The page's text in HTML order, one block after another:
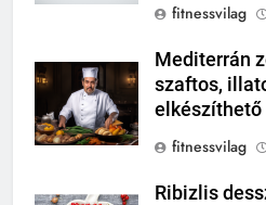
fitnessvilag
Mediterrán
szaftos,
fitnessvilag
Ribizlis